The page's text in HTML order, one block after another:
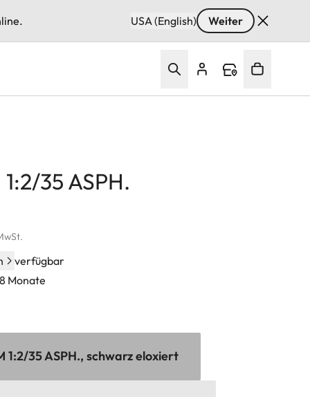
USA (English) Weiter
35 ASPH.
verfügbar
Monate
1:2/35 ASPH., schwarz eloxiert